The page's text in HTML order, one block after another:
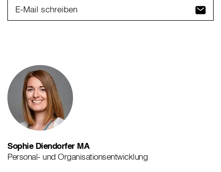
E-Mail schreiben
Sophie Diendorfer MA
Personal- und Organisationsentwicklung